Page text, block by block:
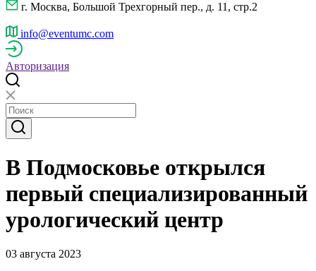
г. Москва, Большой Трехгорный пер., д. 11, стр.2
info@eventumc.com
Авторизация
В Подмосковье открылся
первый специализированный
урологический центр
03 августа 2023